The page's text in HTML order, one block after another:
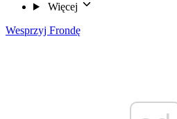
Więcej
Wesprzyj Frondę